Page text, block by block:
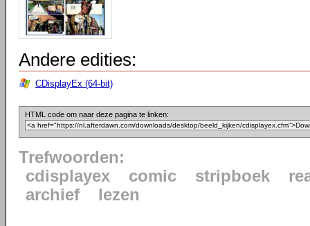
Andere edities:
CDisplayEx (64-bit)
HTML code om naar deze pagina te linken:
Trefwoorden:
cdisplayex
comic stripboek
archief
lezen